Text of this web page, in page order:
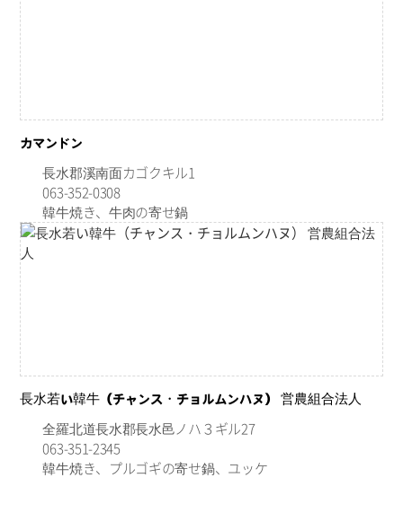
カマンドン
長水郡溪南面カゴクキル1
063-352-0308
韓牛焼き、牛肉の寄せ鍋
長水若い韓牛（チャンス・チョルムンハヌ） 営農組合法人
全羅北道長水郡長水邑ノハ３ギル27
063-351-2345
韓牛焼き、プルゴギの寄せ鍋、ユッケ